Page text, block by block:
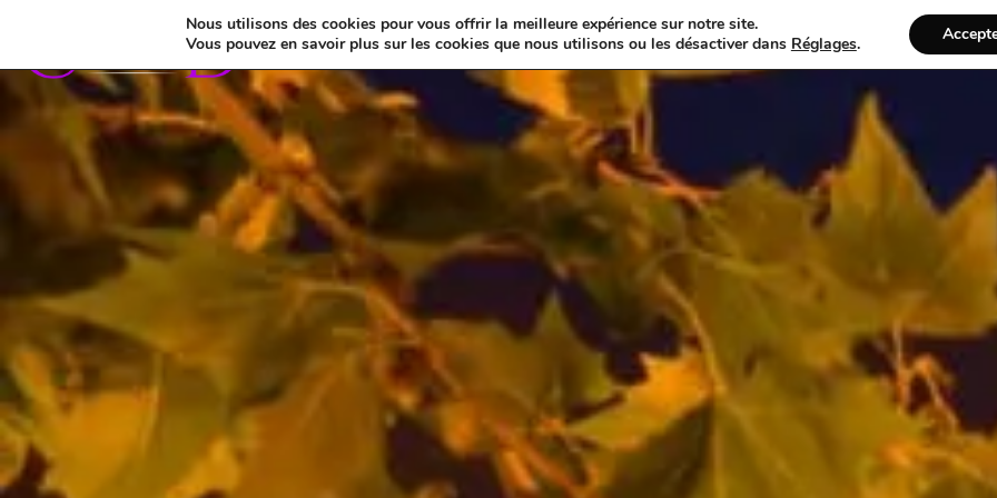
Nos Avis Clients Notre Véhicule VTC Services Formulaire De
Nous utilisons des cookies pour vous offrir la meilleure expérience sur notre site.
Vous pouvez en savoir plus sur les cookies que nous utilisons ou les désactiver dans Réglages.